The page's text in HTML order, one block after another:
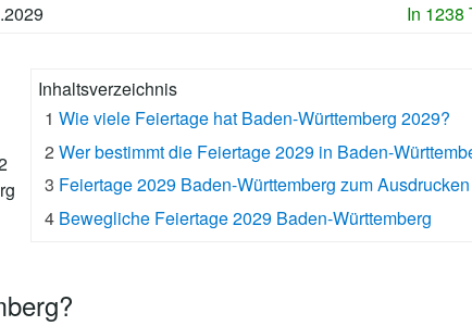
In 1238
Inhaltsverzeichnis
1 Wie viele Feiertage hat Baden-Württemberg 2029?
2 Wer bestimmt die Feiertage 2029 in Baden-
3 Feiertage 2029 Baden-Württemberg zum Ausdrucken
4 Bewegliche Feiertage 2029 Baden-Württemberg